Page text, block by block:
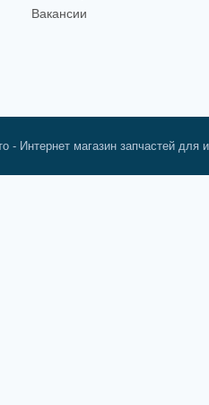
Вакансии
- Интернет магазин запчастей для